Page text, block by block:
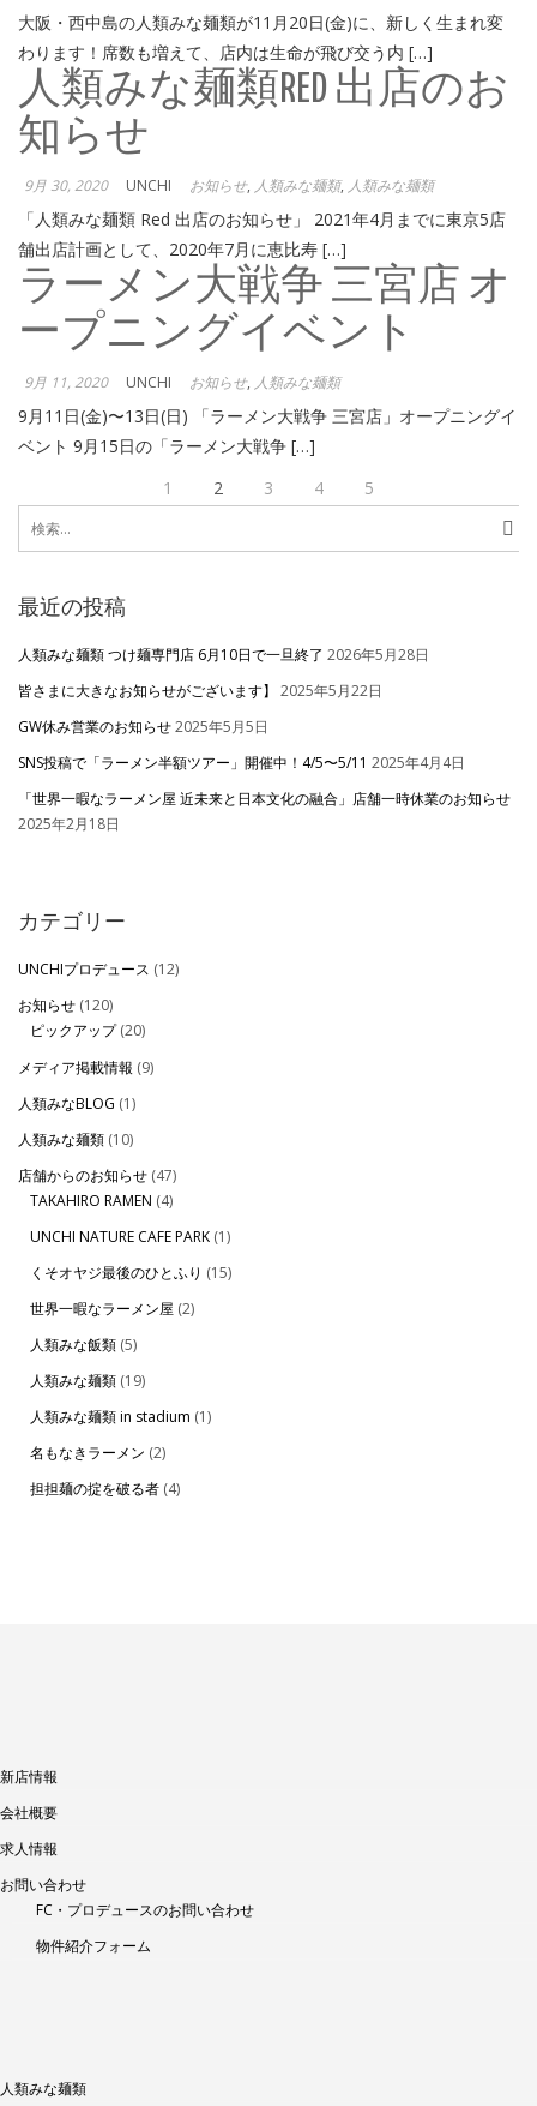
大阪・西中島の人類みな麺類が11月20日(金)に、新しく生まれ変
わります！席数も増えて、店内は生命が飛び交う内 […]
人類みな麺類RED 出店のお
知らせ
9月 30, 2020 UNCHI お知らせ, 人類みな麺類, 人類みな麺類
「人類みな麺類 Red 出店のお知らせ」 2021年4月までに東京5店
舗出店計画として、2020年7月に恵比寿 […]
ラーメン大戦争 三宮店 オ
ープニングイベント
9月 11, 2020 UNCHI お知らせ, 人類みな麺類
9月11日(金)〜13日(日) 「ラーメン大戦争 三宮店」オープニングイ
ベント 9月15日の「ラーメン大戦争 […]
投
稿
ナ
ビ
ゲ
ー
シ
ョ
ン
Previous
page
Page
1 Page
2 Page
3 Page
4 Page
5
page
最近の投稿
人類みな麺類 つけ麺専門店 6月10日で一旦終了 2026年5月28日
皆さまに大きなお知らせがございます】 2025年5月22日
GW休み営業のお知らせ2025年5月5日
SNS投稿で「ラーメン半額ツアー」開催中！4/5〜5/11 2025年4月4日
「世界一暇なラーメン屋 近未来と日本文化の融合」店舗一時休業のお知らせ
2025年2月18日
カテゴリー
UNCHIプロデュース (12)
お知らせ (120)
ピックアップ(20)
メディア掲載情報 (9)
人類みなBLOG (1)
人類みな麺類 (10)
店舗からのお知らせ (47)
TAKAHIRO RAMEN (4)
UNCHI NATURE CAFE PARK (1)
くそオヤジ最後のひとふり (15)
世界一暇なラーメン屋 (2)
人類みな飯類 (5)
人類みな麺類 (19)
人類みな麺類 in stadium (1)
名もなきラーメン (2)
担担麺の掟を破る者 (4)
新店情報
会社概要
求人情報
お問い合わせ
FC・プロデュースのお問い合わせ
物件紹介フォーム
人類みな麺類